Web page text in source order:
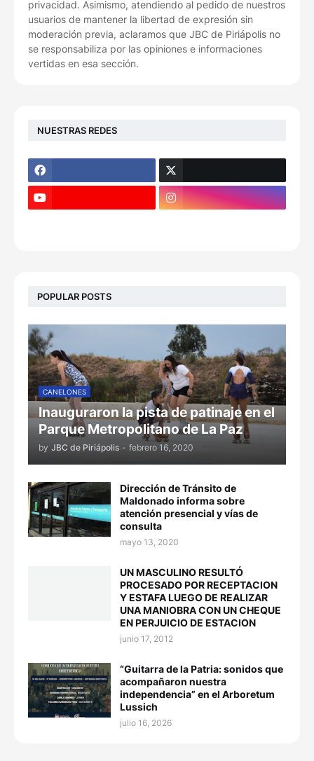
privacidad. Asimismo, atendiendo al pedido de nuestros
usuarios de mantener la libertad de expresión sin
moderación previa, aclaramos que JBC de Piriápolis no
se responsabiliza por las opiniones e informaciones
vertidas en esa sección.
NUESTRAS REDES
POPULAR POSTS
CANELONES
Inauguraron la pista de patinaje en el
Parque Metropolitano de La Paz
by JBC de Piriápolis - febrero 16, 2020
Dirección de Tránsito de
Maldonado informa sobre
atención presencial y vías de
consulta
mayo 13, 2020
UN MASCULINO RESULTÓ
PROCESADO POR RECEPTACION
Y ESTAFA LUEGO DE REALIZAR
UNA MANIOBRA CON UN CHEQUE
EN PERJUICIO DE ESTACION
junio 17, 2012
“Guitarra de la Patria: sonidos que
acompañaron nuestra
independencia” en el Arboretum
Lussich
julio 16, 2026